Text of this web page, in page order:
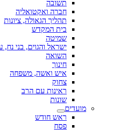
תשובה
חברה ואקטואליה
תהליך הגאולה, ציונות
בית המקדש
שמיטה
ישראל והגוים, בני נח,
השואה
חינוך
איש ואשה, משפחה
צחוק
ראינות עם הרב
שונות
מועדים
ראש חודש
פסח